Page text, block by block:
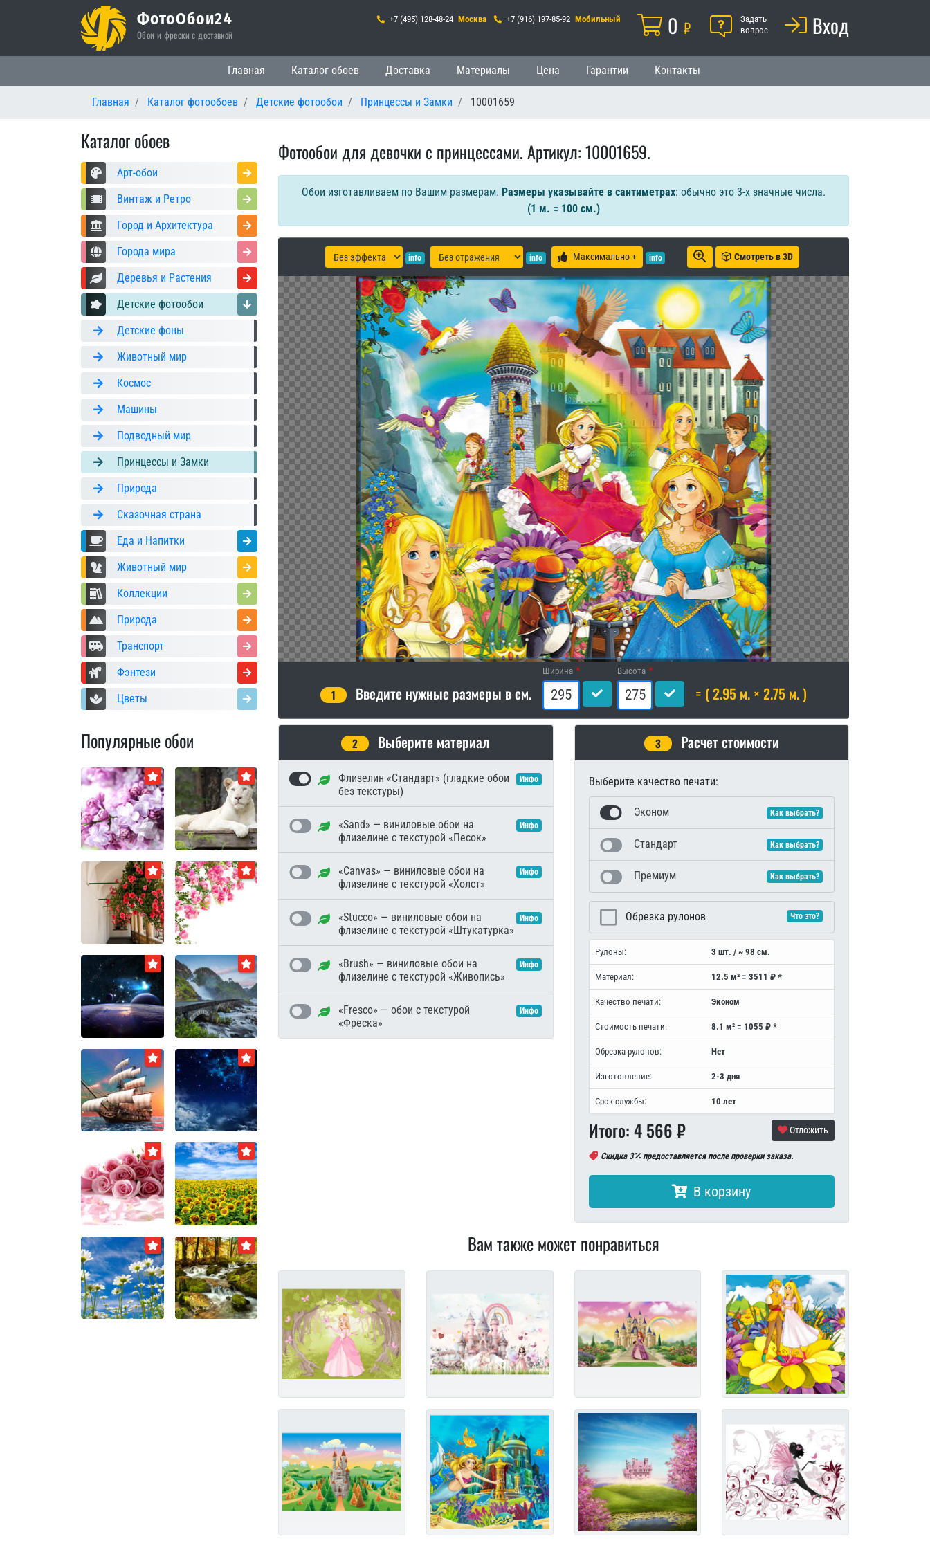
ФотоОбои24
Обои и фрески с доставкой
+7 (495) 128-48-24 Москва +7 (916) 197-85-92 Мобильный Корзина
0 ₽ ПомощьЗадать
вопрос
Вход
Основная навигация
Главная Каталог обоев Доставка Материалы Цена Гарантии Контакты
Главная Каталог фотообоев Детские фотообои Принцессы и Замки 10001659
Каталог обоев
Арт-обои
Винтаж и Ретро
Город и Архитектура
Города мира
Деревья и Растения
Детские фотообои
Детские фоны
Животный мир
Космос
Машины
Подводный мир
Принцессы и Замки
Природа
Сказочная страна
Еда и Напитки
Животный мир
Коллекции
Природа
Транспорт
Фэнтези
Цветы
Популярные обои
Фотообои для девочки с принцессами. Артикул: 10001659.
Обои изготавливаем по Вашим размерам. Размеры указывайте в сантиметрах: обычно это 3-х значные числа.
(1 м. = 100 см.)
info info Максимально + info Смотреть в 3D
1 Введите нужные размеры в см.
Ширина Высота
= ( 2.95 м. × 2.75 м. )
2 Выберите материал
Флизелин «Стандарт» (гладкие обои
без текстуры)
Инфо
«Sand» — виниловые обои на
флизелине с текстурой «Песок»
Инфо
«Canvas» — виниловые обои на
флизелине с текстурой «Холст»
Инфо
«Stucco» — виниловые обои на
флизелине с текстурой «Штукатурка»
Инфо
«Brush» — виниловые обои на
флизелине с текстурой «Живопись»
Инфо
«Fresco» — обои с текстурой
«Фреска»
Инфо
3 Расчет стоимости
Выберите качество печати:
Эконом Как выбрать?
Стандарт Как выбрать?
Премиум Как выбрать?
Обрезка рулонов Что это?
Рулоны: 3 шт. / ~ 98 см.
Материал: 12.5 м² = 3511 ₽ *
Качество печати: Эконом
Стоимость печати: 8.1 м² = 1055 ₽ *
Обрезка рулонов: Нет
Изготовление: 2-3 дня
Срок службы: 10 лет
Итого:4 566₽ Отложить
Скидка 3 предоставляется после проверки заказа.
В корзину
Вам также может понравиться